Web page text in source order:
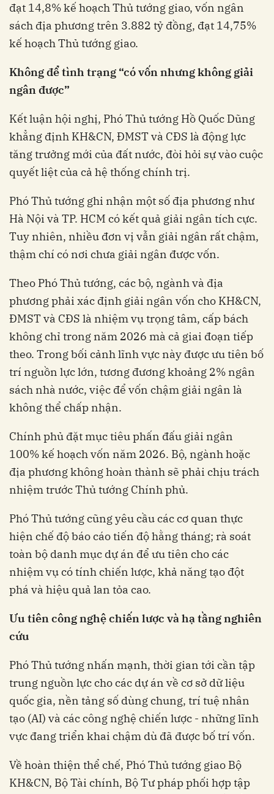
đạt 14,8% kế hoạch Thủ tướng giao, vốn ngân
sách địa phương trên 3.882 tỷ đồng, đạt 14,75%
kế hoạch Thủ tướng giao.
Không để tình trạng “có vốn nhưng không giải
ngân được”
Kết luận hội nghị, Phó Thủ tướng Hồ Quốc Dũng
khẳng định KH&CN, ĐMST và CĐS là động lực
tăng trưởng mới của đất nước, đòi hỏi sự vào cuộc
quyết liệt của cả hệ thống chính trị.
Phó Thủ tướng ghi nhận một số địa phương như
Hà Nội và TP. HCM có kết quả giải ngân tích cực.
Tuy nhiên, nhiều đơn vị vẫn giải ngân rất chậm,
thậm chí có nơi chưa giải ngân được vốn.
Theo Phó Thủ tướng, các bộ, ngành và địa
phương phải xác định giải ngân vốn cho KH&CN,
ĐMST và CĐS là nhiệm vụ trọng tâm, cấp bách
không chỉ trong năm 2026 mà cả giai đoạn tiếp
theo. Trong bối cảnh lĩnh vực này được ưu tiên bố
trí nguồn lực lớn, tương đương khoảng 2% ngân
sách nhà nước, việc để vốn chậm giải ngân là
không thể chấp nhận.
Chính phủ đặt mục tiêu phấn đấu giải ngân
100% kế hoạch vốn năm 2026. Bộ, ngành hoặc
địa phương không hoàn thành sẽ phải chịu trách
nhiệm trước Thủ tướng Chính phủ.
Phó Thủ tướng cũng yêu cầu các cơ quan thực
hiện chế độ báo cáo tiến độ hằng tháng; rà soát
toàn bộ danh mục dự án để ưu tiên cho các
nhiệm vụ có tính chiến lược, khả năng tạo đột
phá và hiệu quả lan tỏa cao.
Ưu tiên công nghệ chiến lược và hạ tầng nghiên
cứu
Phó Thủ tướng nhấn mạnh, thời gian tới cần tập
trung nguồn lực cho các dự án về cơ sở dữ liệu
quốc gia, nền tảng số dùng chung, trí tuệ nhân
tạo (AI) và các công nghệ chiến lược - những lĩnh
vực đang triển khai chậm dù đã được bố trí vốn.
Về hoàn thiện thể chế, Phó Thủ tướng giao Bộ
KH&CN, Bộ Tài chính, Bộ Tư pháp phối hợp tập